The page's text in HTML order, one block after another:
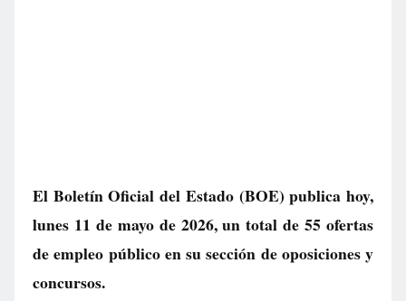
El Boletín Oficial del Estado (BOE) publica hoy,
lunes 11 de mayo de 2026, un total de55 ofertas
de empleo públicoen su sección de oposiciones y
concursos.